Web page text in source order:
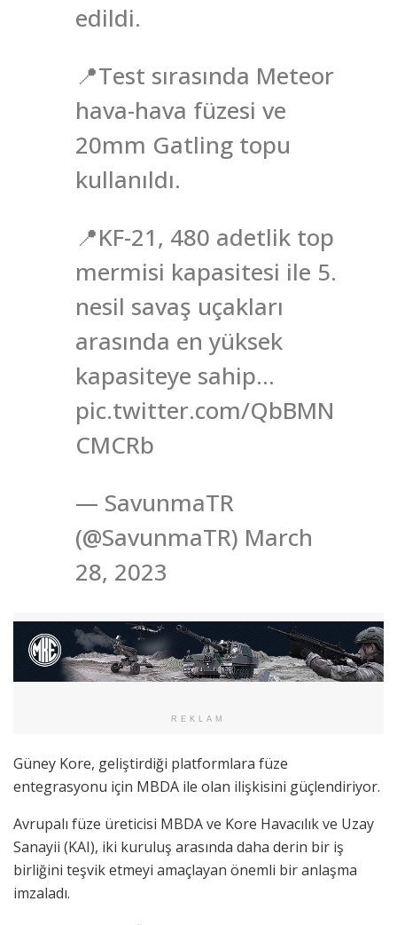
edildi.
📍Test sırasında Meteor
hava-hava füzesi ve
20mm Gatling topu
kullanıldı.
📍KF-21, 480 adetlik top
mermisi kapasitesi ile 5.
nesil savaş uçakları
arasında en yüksek
kapasiteye sahip…
pic.twitter.com/QbBMN
CMCRb
— SavunmaTR
(@SavunmaTR) March
28, 2023
REKLAM
Güney Kore, geliştirdiği platformlara füze
entegrasyonu için MBDA ile olan ilişkisini güçlendiriyor.
Avrupalı füze üreticisi MBDA ve Kore Havacılık ve Uzay
Sanayii (KAI), iki kuruluş arasında daha derin bir iş
birliğini teşvik etmeyi amaçlayan önemli bir anlaşma
imzaladı.